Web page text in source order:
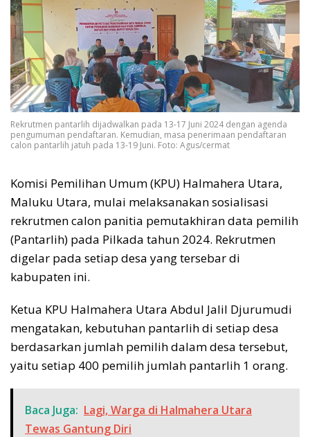
Rekrutmen pantarlih dijadwalkan pada 13-17 Juni 2024 dengan agenda
pengumuman pendaftaran. Kemudian, masa penerimaan pendaftaran
calon pantarlih jatuh pada 13-19 Juni. Foto: Agus/cermat
Komisi Pemilihan Umum (KPU) Halmahera Utara,
Maluku Utara, mulai melaksanakan sosialisasi
rekrutmen calon panitia pemutakhiran data pemilih
(Pantarlih) pada Pilkada tahun 2024. Rekrutmen
digelar pada setiap desa yang tersebar di
kabupaten ini.
Ketua KPU Halmahera Utara Abdul Jalil Djurumudi
mengatakan, kebutuhan pantarlih di setiap desa
berdasarkan jumlah pemilih dalam desa tersebut,
yaitu setiap 400 pemilih jumlah pantarlih 1 orang.
Baca Juga: Lagi, Warga di Halmahera Utara
Tewas Gantung Diri